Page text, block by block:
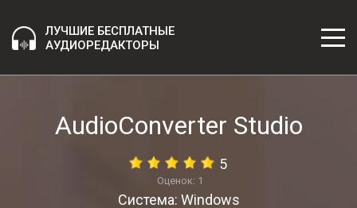
ЛУЧШИЕ БЕСПЛАТНЫЕ
АУДИОРЕДАКТОРЫ
AudioConverter Studio
5
Оценок: 1
Система: Windows